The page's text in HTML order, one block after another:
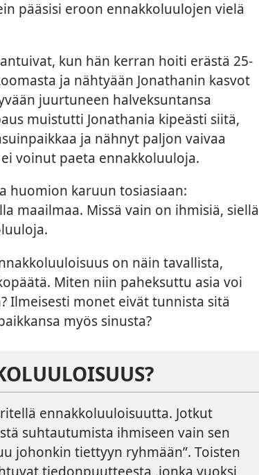
pääsisi eroon ennakkoluulojen vielä
kun hän kerran hoiti erästä 25-
ja nähtyään Jonathanin kasvot
juurtuneen halveksuntansa
muistutti Jonathania kipeästi siitä,
ja nähnyt paljon vaivaa
voinut paeta ennakkoluuloja.
huomion karuun tosiasiaan:
maailmaa. Missä vain on ihmisiä, siellä
on näin tavallista,
Miten niin paheksuttu asia voi
Ilmeisesti monet eivät tunnista sitä
myös sinusta?
ennakkoluuloisuutta. Jotkut
suhtautumista ihmiseen vain sen
johonkin tiettyyn ryhmään”. Toisten
tiedonpuutteesta, jonka vuoksi